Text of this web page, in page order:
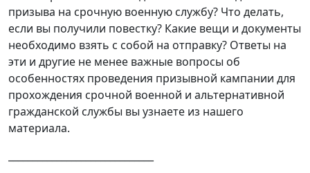
призыва на срочную военную службу? Что делать,
если вы получили повестку? Какие вещи и документы
необходимо взять с собой на отправку? Ответы на
эти и другие не менее важные вопросы об
особенностях проведения призывной кампании для
прохождения срочной военной и альтернативной
гражданской службы вы узнаете из нашего
материала.